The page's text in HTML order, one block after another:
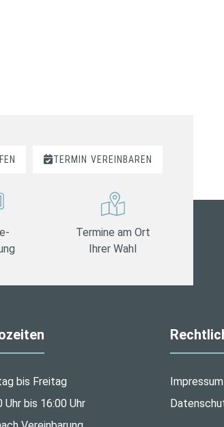
TERMIN VEREINBAREN
Termine am Ort
Ihrer Wahl
bis Freitag
Uhr bis 16:00 Uhr
Impressum